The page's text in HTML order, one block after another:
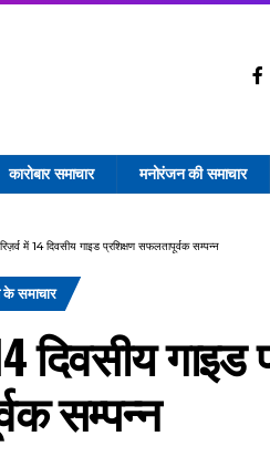
कारोबार समाचार मनोरंजन की समाचार
में 14 दिवसीय गाइड प्रशिक्षण सफलतापूर्वक सम्पन्न
के समाचार
दिवसीय गाइड
सम्पन्न